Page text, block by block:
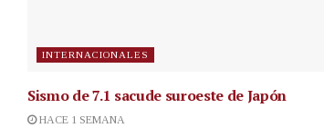
INTERNACIONALES
Sismo de 7.1 sacude suroeste de Japón
HACE 1 SEMANA